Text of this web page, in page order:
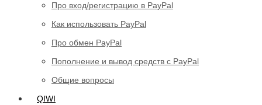
Про вход/регистрацию в PayPal
Как использовать PayPal
Про обмен PayPal
Пополнение и вывод средств с PayPal
Общие вопросы
QIWI